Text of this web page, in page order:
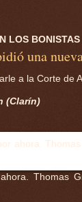
LOS
una
a la Corte de
(Clarín)
ahora. Thomas